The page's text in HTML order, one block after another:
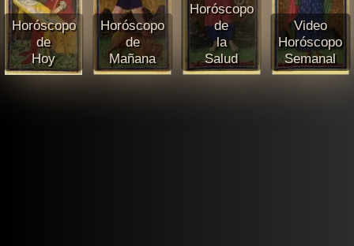
Horóscopo
de
Hoy
Horóscopo
de
Mañana
Horóscopo
de
la
Salud
Video
Horóscopo
Semanal